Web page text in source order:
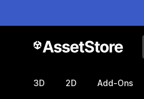
3D 2D Add-Ons